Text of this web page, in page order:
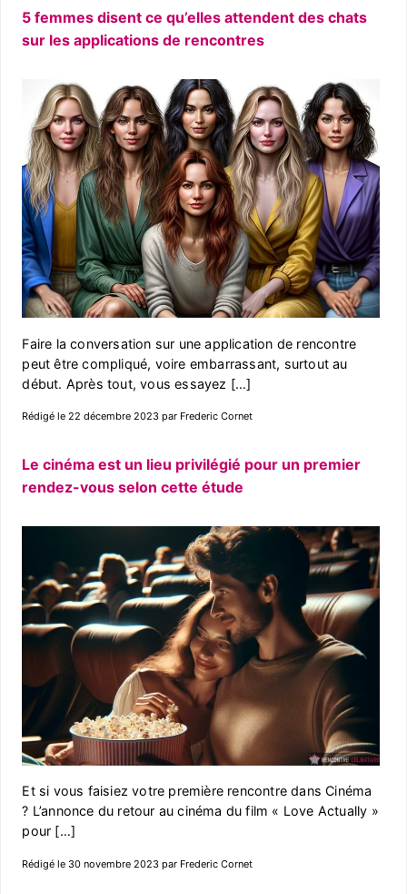
5 femmes disent ce qu’elles attendent des chats
sur les applications de rencontres
Faire la conversation sur une application de rencontre
peut être compliqué, voire embarrassant, surtout au
début. Après tout, vous essayez […]
Rédigé le 22 décembre 2023 par Frederic Cornet
Le cinéma est un lieu privilégié pour un premier
rendez-vous selon cette étude
Et si vous faisiez votre première rencontre dans Cinéma
? L’annonce du retour au cinéma du film « Love Actually »
pour […]
Rédigé le 30 novembre 2023 par Frederic Cornet